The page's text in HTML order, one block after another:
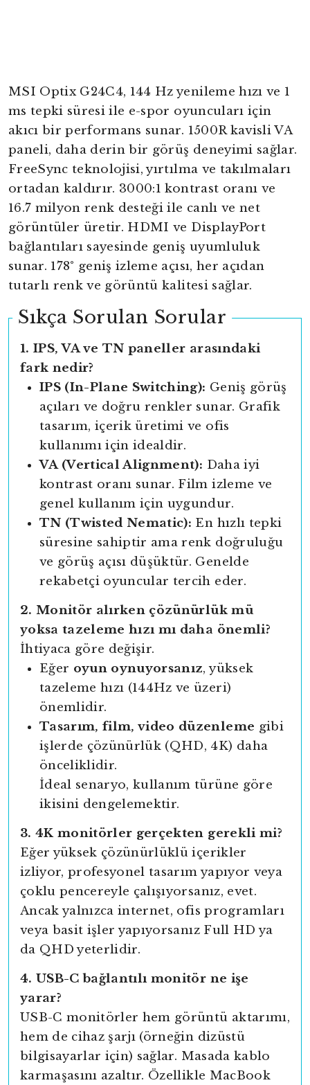
MSI Optix G24C4, 144 Hz yenileme hızı ve 1
ms tepki süresi ile e-spor oyuncuları için
akıcı bir performans sunar. 1500R kavisli VA
paneli, daha derin bir görüş deneyimi sağlar.
FreeSync teknolojisi, yırtılma ve takılmaları
ortadan kaldırır. 3000:1 kontrast oranı ve
16.7 milyon renk desteği ile canlı ve net
görüntüler üretir. HDMI ve DisplayPort
bağlantıları sayesinde geniş uyumluluk
sunar. 178° geniş izleme açısı, her açıdan
tutarlı renk ve görüntü kalitesi sağlar.
Sıkça Sorulan Sorular
1. IPS, VA ve TN paneller arasındaki
fark nedir?
IPS (In-Plane Switching): Geniş görüş
açıları ve doğru renkler sunar. Grafik
tasarım, içerik üretimi ve ofis
kullanımı için idealdir.
VA (Vertical Alignment): Daha iyi
kontrast oranı sunar. Film izleme ve
genel kullanım için uygundur.
TN (Twisted Nematic): En hızlı tepki
süresine sahiptir ama renk doğruluğu
ve görüş açısı düşüktür. Genelde
rekabetçi oyuncular tercih eder.
2. Monitör alırken çözünürlük mü
yoksa tazeleme hızı mı daha önemli?
İhtiyaca göre değişir.
Eğer oyun oynuyorsanız, yüksek
tazeleme hızı (144Hz ve üzeri)
önemlidir.
Tasarım, film, video düzenleme gibi
işlerde çözünürlük (QHD, 4K) daha
önceliklidir.
İdeal senaryo, kullanım türüne göre
ikisini dengelemektir.
3. 4K monitörler gerçekten gerekli mi?
Eğer yüksek çözünürlüklü içerikler
izliyor, profesyonel tasarım yapıyor veya
çoklu pencereyle çalışıyorsanız, evet.
Ancak yalnızca internet, ofis programları
veya basit işler yapıyorsanız Full HD ya
da QHD yeterlidir.
4. USB-C bağlantılı monitör ne işe
yarar?
USB-C monitörler hem görüntü aktarımı,
hem de cihaz şarjı (örneğin dizüstü
bilgisayarlar için) sağlar. Masada kablo
karmaşasını azaltır. Özellikle MacBook